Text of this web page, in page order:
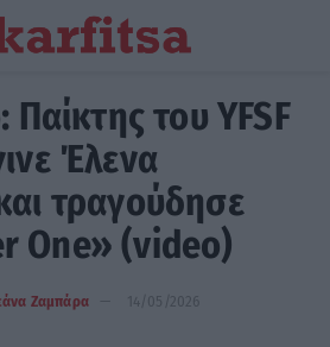
Παίκτης του YFSF
Έλενα
τραγούδησε
One» (video)
Ζαμπάρα
14/05/2026